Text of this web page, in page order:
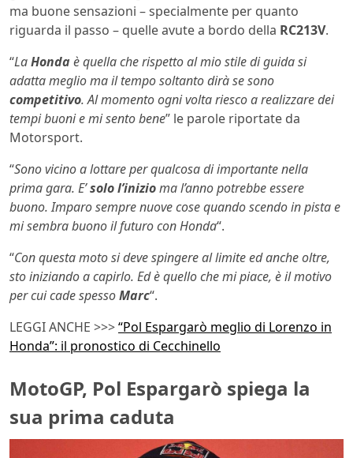
ma buone sensazioni – specialmente per quanto
riguarda il passo – quelle avute a bordo della RC213V.
“LaHondaè quella che rispetto al mio stile di guida si
adatta meglio ma il tempo soltanto dirà se sono
competitivo. Al momento ogni volta riesco a realizzare dei
tempi buoni e mi sento bene” le parole riportate da
Motorsport.
“Sono vicino a lottare per qualcosa di importante nella
prima gara. E’solo l’inizioma l’anno potrebbe essere
buono. Imparo sempre nuove cose quando scendo in pista e
mi sembra buono il futuro con Honda“.
“Con questa moto si deve spingere al limite ed anche oltre,
sto iniziando a capirlo. Ed è quello che mi piace, è il motivo
per cui cade spessoMarc“.
LEGGI ANCHE >>>“Pol Espargarò meglio di Lorenzo in
Honda”: il pronostico di Cecchinello
MotoGP, Pol Espargarò spiega la
sua prima caduta